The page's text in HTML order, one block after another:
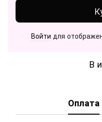
Войти для
В
Оплата